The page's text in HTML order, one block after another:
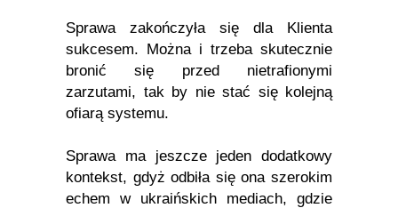
Sprawa zakończyła się dla Klienta
sukcesem. Można i trzeba skutecznie
bronić się przed nietrafionymi
zarzutami, tak by nie stać się kolejną
ofiarą systemu.
Sprawa ma jeszcze jeden dodatkowy
kontekst, gdyż odbiła się ona szerokim
echem w ukraińskich mediach, gdzie